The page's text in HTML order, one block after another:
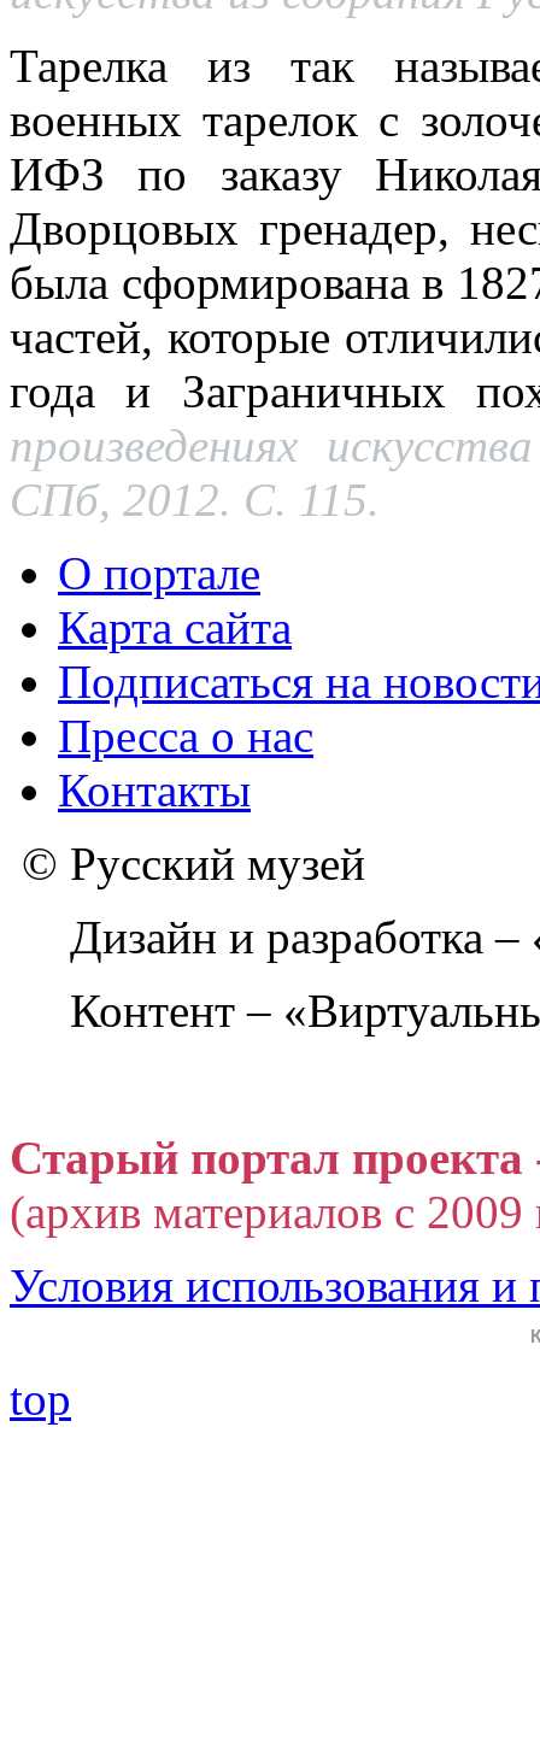
Тарелка из так
военных тарелок с
ИФЗ по заказу
Дворцовых гренадер,
была сформирована в
частей, которые
года и Заграничных
произведениях
СПб, 2012. С. 115.
О портале
Карта сайта
Подписаться на
Пресса о нас
Контакты
© Русский музей
Дизайн и разработка
Контент –
Старый портал
(архив материалов с
Условия использования
top